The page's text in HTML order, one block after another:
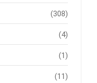
(308)
(4)
(1)
(11)